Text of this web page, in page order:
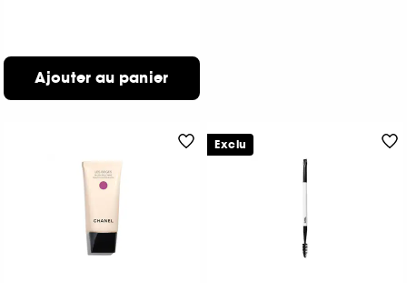
Ajouter au panier
Exclu